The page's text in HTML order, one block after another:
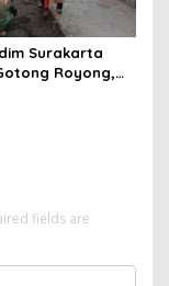
Surakarta
Royong,
fields are